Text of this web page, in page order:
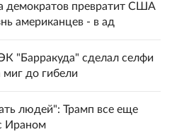
демократов превратит США
американцев - в ад
"Барракуда" сделал селфи
миг до гибели
людей": Трамп все еще
Ираном